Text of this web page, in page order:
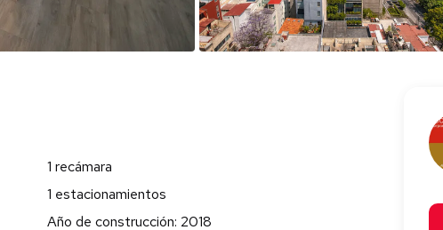
1 recámara
1 estacionamientos
Año de construcción: 2018